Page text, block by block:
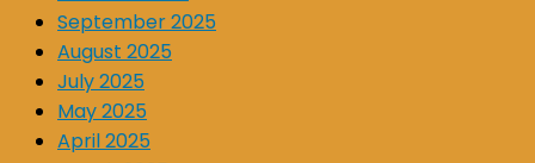
September 2025
August 2025
July 2025
May 2025
April 2025